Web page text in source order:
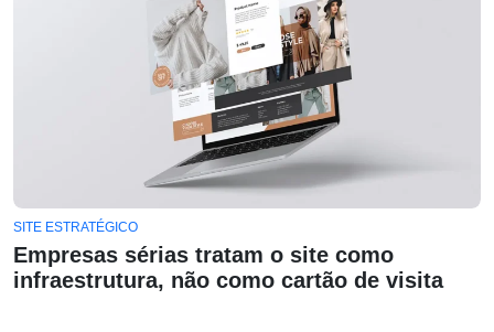
SITE ESTRATÉGICO
Empresas sérias tratam o site como
infraestrutura, não como cartão de visita